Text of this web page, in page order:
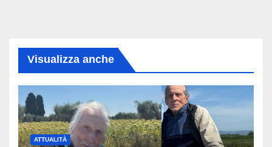
Visualizza anche
ATTUALITÀ